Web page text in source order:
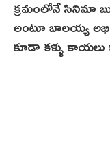
క్రమంలోనే సినిమా
అంటూ బాలయ్య
కూడా కళ్ళు